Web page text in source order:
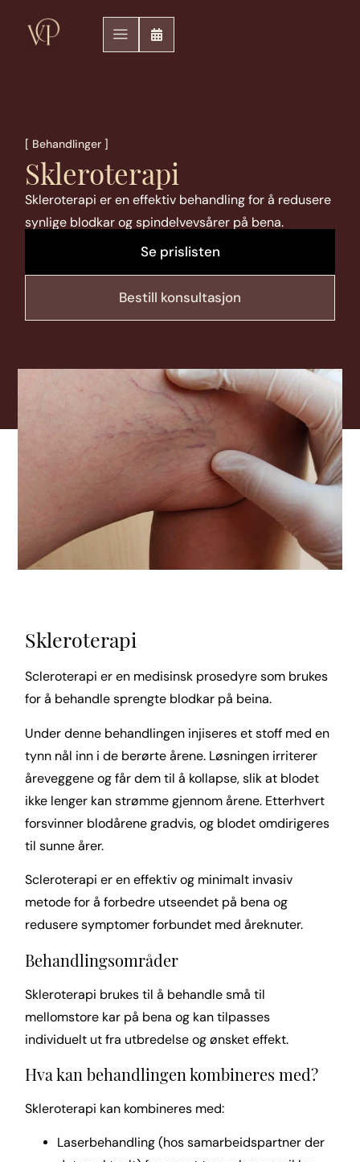
[ Behandlinger ]
Skleroterapi
Skleroterapi er en effektiv behandling for å redusere
synlige blodkar og spindelvevsårer på bena.
Se prislisten
Bestill konsultasjon
Skleroterapi
Scleroterapi er en medisinsk prosedyre som brukes
for å behandle sprengte blodkar på beina.
Under denne behandlingen injiseres et stoff med en
tynn nål inn i de berørte årene. Løsningen irriterer
åreveggene og får dem til å kollapse, slik at blodet
ikke lenger kan strømme gjennom årene. Etterhvert
forsvinner blodårene gradvis, og blodet omdirigeres
til sunne årer.
Scleroterapi er en effektiv og minimalt invasiv
metode for å forbedre utseendet på bena og
redusere symptomer forbundet med åreknuter.
Behandlingsområder
Skleroterapi brukes til å behandle små til
mellomstore kar på bena og kan tilpasses
individuelt ut fra utbredelse og ønsket effekt.
Hva kan behandlingen kombineres med?
Skleroterapi kan kombineres med:
Laserbehandling (hos samarbeidspartner der